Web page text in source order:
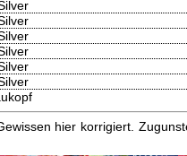
hier korrigiert.